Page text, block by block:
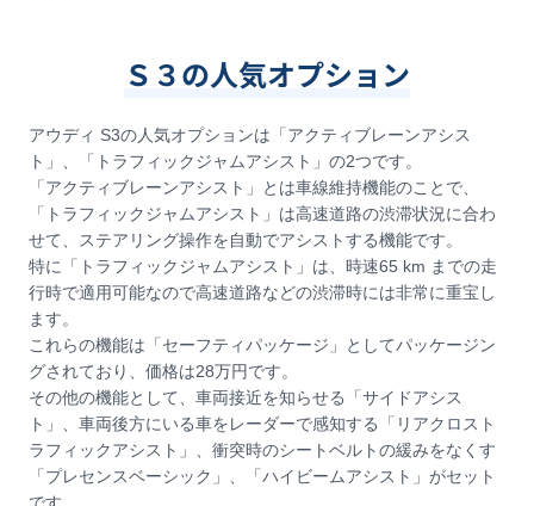
Ｓ３の人気オプション
アウディ S3の人気オプションは「アクティブレーンアシス
ト」、「トラフィックジャムアシスト」の2つです。
「アクティブレーンアシスト」とは車線維持機能のことで、
「トラフィックジャムアシスト」は高速道路の渋滞状況に合わ
せて、ステアリング操作を自動でアシストする機能です。
特に「トラフィックジャムアシスト」は、時速65 km までの走
行時で適用可能なので高速道路などの渋滞時には非常に重宝し
ます。
これらの機能は「セーフティパッケージ」としてパッケージン
グされており、価格は28万円です。
その他の機能として、車両接近を知らせる「サイドアシス
ト」、車両後方にいる車をレーダーで感知する「リアクロスト
ラフィックアシスト」、衝突時のシートベルトの緩みをなくす
「プレセンスベーシック」、「ハイビームアシスト」がセット